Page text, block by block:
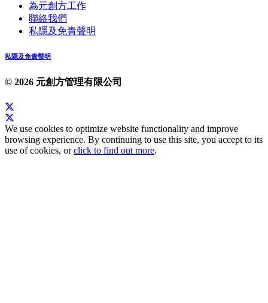
為元創方工作
聯絡我們
私隱及免責聲明
私隱及免責聲明
© 2026 元創方管理有限公司
We use cookies to optimize website functionality and improve
browsing experience. By continuing to use this site, you accept to its
use of cookies, orclick to find out more.